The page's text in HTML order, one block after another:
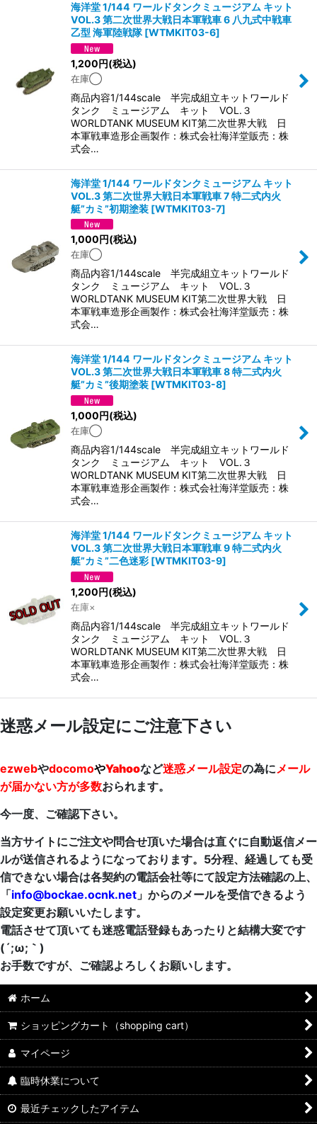
海洋堂 1/144 ワールドタンクミュージアム キット
VOL.3 第二次世界大戦日本軍戦車 6 八九式中戦車
乙型 海軍陸戦隊 [WTMKIT03-6]
1,200円(税込)
在庫◯
商品内容1/144scale 半完成組立キットワールド
タンク ミュージアム キット VOL.３
WORLDTANK MUSEUM KIT第二次世界大戦 日
本軍戦車造形企画製作：株式会社海洋堂販売：株
式会…
海洋堂 1/144 ワールドタンクミュージアム キット
VOL.3 第二次世界大戦日本軍戦車 7 特二式内火
艇”カミ”初期塗装 [WTMKIT03-7]
1,000 円(税込)
在庫◯
商品内容1/144scale 半完成組立キットワールド
タンク ミュージアム キット VOL.３
WORLDTANK MUSEUM KIT第二次世界大戦 日
本軍戦車造形企画製作：株式会社海洋堂販売：株
式会…
海洋堂 1/144 ワールドタンクミュージアム キット
VOL.3 第二次世界大戦日本軍戦車 8 特二式内火
艇”カミ”後期塗装 [WTMKIT03-8]
1,000円(税込)
在庫◯
商品内容1/144scale 半完成組立キットワールド
タンク ミュージアム キット VOL.３
WORLDTANK MUSEUM KIT第二次世界大戦 日
本軍戦車造形企画製作：株式会社海洋堂販売：株
式会…
海洋堂 1/144 ワールドタンクミュージアム キット
VOL.3 第二次世界大戦日本軍戦車 9 特二式内火
艇”カミ”二色迷彩 [WTMKIT03-9]
1,200円(税込)
在庫×
商品内容1/144scale 半完成組立キットワールド
タンク ミュージアム キット VOL.３
WORLDTANK MUSEUM KIT第二次世界大戦 日
本軍戦車造形企画製作：株式会社海洋堂販売：株
式会…
迷惑メール設定にご注意下さい
ezwebやdocomoやYahooなど迷惑メール設定の為に メール
が届かない方が多数おられます。
今一度、ご確認下さい。
当方サイトにご注文や問合せ頂いた場合は直ぐに自動返信メー
ルが送信されるようになっております。5分程、経過しても受
信できない場合は各契約の電話会社等にて設定方法確認の上、
「info@bockae.ocnk.net 」からのメールを受信できるよう
設定変更お願いいたします。
電話させて頂いても迷惑電話登録もあったりと結構大変です
(´;ω;｀)
お手数ですが、ご確認よろしくお願いします。
ホーム
ショッピングカート（shopping cart）
マイページ
臨時休業について
最近チェックしたアイテム